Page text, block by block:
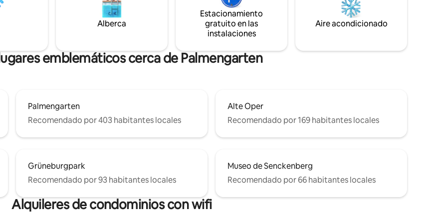
(Messe) ✔️ Patio/jardín privado
con cerradura ✔️ Wifi
y todos los servicios de
son perfectos para viajeros individuales y
de negocios que quieran disfrutar de la
comodidad y privacidad como en sus
delUrselbach (pequeño arroyo) hasta la
sala de natación. Frankfurt/M. a 10 min.
en coche o a 20 min. en metro.
posibilidades de excursión.
Alberca
Estacionamiento
gratuito en las
instalaciones
Aire acondicionado
emblemáticos cerca de Palmengarten
Palmengarten
Recomendado por 403 habitantes locales
Alte Oper
Recomendado por 169 habitantes locales
Grüneburgpark
Recomendado por 93 habitantes locales
Museo de Senckenberg
Recomendado por 66 habitantes locales
Alquileres de condominios con wifi